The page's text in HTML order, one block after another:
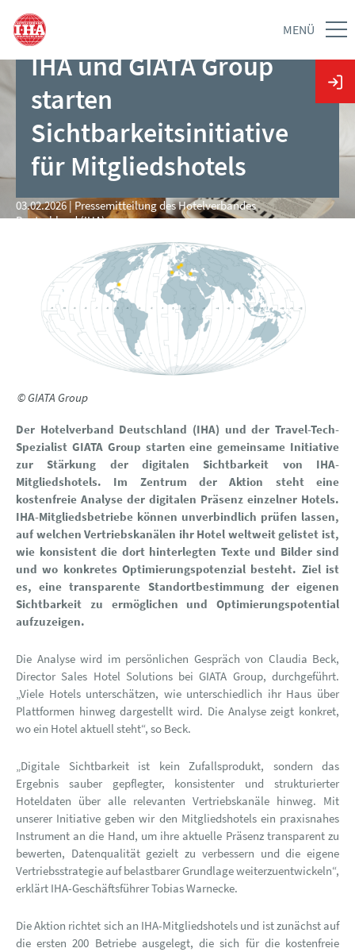
MENÜ
IHA und GIATA Group
starten
Sichtbarkeitsinitiative
für Mitgliedshotels
03.02.2026 | Pressemitteilung des Hotelverbandes
Deutschland (IHA)
© GIATA Group
Der Hotelverband Deutschland (IHA) und der Travel-Tech-
Spezialist GIATA Group starten eine gemeinsame Initiative
zur Stärkung der digitalen Sichtbarkeit von IHA-
Mitgliedshotels. Im Zentrum der Aktion steht eine
kostenfreie Analyse der digitalen Präsenz einzelner Hotels.
IHA-Mitgliedsbetriebe können unverbindlich prüfen lassen,
auf welchen Vertriebskanälen ihr Hotel weltweit gelistet ist,
wie konsistent die dort hinterlegten Texte und Bilder sind
und wo konkretes Optimierungspotenzial besteht. Ziel ist
es, eine transparente Standortbestimmung der eigenen
Sichtbarkeit zu ermöglichen und Optimierungspotential
aufzuzeigen.
Die Analyse wird im persönlichen Gespräch von Claudia Beck,
Director Sales Hotel Solutions bei GIATA Group, durchgeführt.
„Viele Hotels unterschätzen, wie unterschiedlich ihr Haus über
Plattformen hinweg dargestellt wird. Die Analyse zeigt konkret,
wo ein Hotel aktuell steht“, so Beck.
„Digitale Sichtbarkeit ist kein Zufallsprodukt, sondern das
Ergebnis sauber gepflegter, konsistenter und strukturierter
Hoteldaten über alle relevanten Vertriebskanäle hinweg. Mit
unserer Initiative geben wir den Mitgliedshotels ein praxisnahes
Instrument an die Hand, um ihre aktuelle Präsenz transparent zu
bewerten, Datenqualität gezielt zu verbessern und die eigene
Vertriebsstrategie auf belastbarer Grundlage weiterzuentwickeln“,
erklärt IHA-Geschäftsführer Tobias Warnecke.
Die Aktion richtet sich an IHA-Mitgliedshotels und ist zunächst auf
die ersten 200 Betriebe ausgelegt, die sich für die kostenfreie